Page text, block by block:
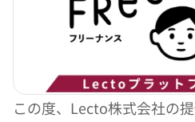
この度、Lecto株式会社の